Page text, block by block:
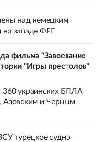
над немецким
на западе ФРГ
фильма "Завоевание
"Игры престолов"
360 украинских БПЛА
Азовским и Черным
турецкое судно